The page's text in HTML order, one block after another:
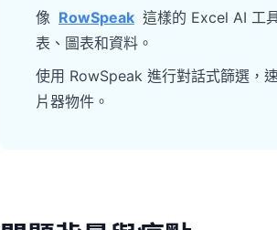
支援銷售管道、目標、預測與營收
專案
用於分析、報表與清
社群
像 RowSpeak 這樣的 Excel AI 工
表、圖表和資料。
使用 RowSpeak 進行對話式篩選，
片器物件。